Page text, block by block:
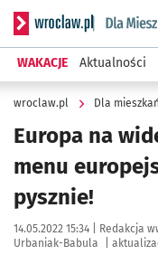
Serwis informacyjny
WAKACJE Aktualności
wroclaw.pl Dla
Europa na
menu
pysznie!
Data publikacji:
14.05.2022 15:34 | Autor:
Redakcja
Urbaniak-Babula